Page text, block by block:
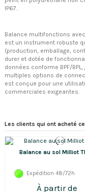
IP67.
Balance multifonctions
est un instrument robuste
(production, emballage,
durer et dotée de
données conforme BPF/
multiples options de
est conçue pour une
commerciales exigeantes.
Les clients qui ont acheté
Balance au sol Milliot
Expédition 48/72h